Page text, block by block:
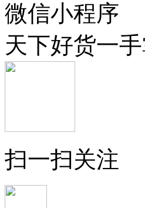
微信小程序
天下好货一
扫一扫关注